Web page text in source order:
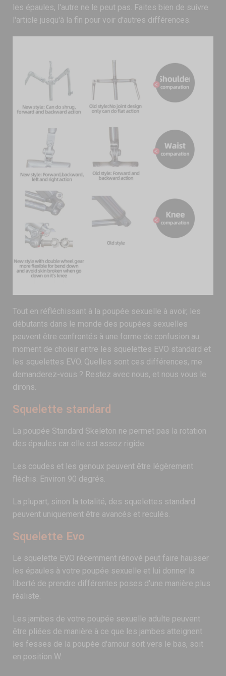
les épaules, l'autre ne le peut pas. Faites bien de suivre
l'article jusqu'à la fin pour voir d'autres différences.
Tout en réfléchissant à la poupée sexuelle à avoir, les
débutants dans le monde des poupées sexuelles
peuvent être confrontés à une forme de confusion au
moment de choisir entre les squelettes EVO standard et
les squelettes EVO. Quelles sont ces différences, me
demanderez-vous ? Restez avec nous, et nous vous le
dirons.
Squelette standard
La poupée Standard Skeleton ne permet pas la rotation
des épaules car elle est assez rigide.
Les coudes et les genoux peuvent être légèrement
fléchis. Environ 90 degrés.
La plupart, sinon la totalité, des squelettes standard
peuvent uniquement être avancés et reculés.
Squelette Evo
Le squelette EVO récemment rénové peut faire hausser
les épaules à votre poupée sexuelle et lui donner la
liberté de prendre différentes poses d'une manière plus
réaliste.
Les jambes de votre poupée sexuelle adulte peuvent
être pliées de manière à ce que les jambes atteignent
les fesses de la poupée d'amour soit vers le bas, soit
en position W.